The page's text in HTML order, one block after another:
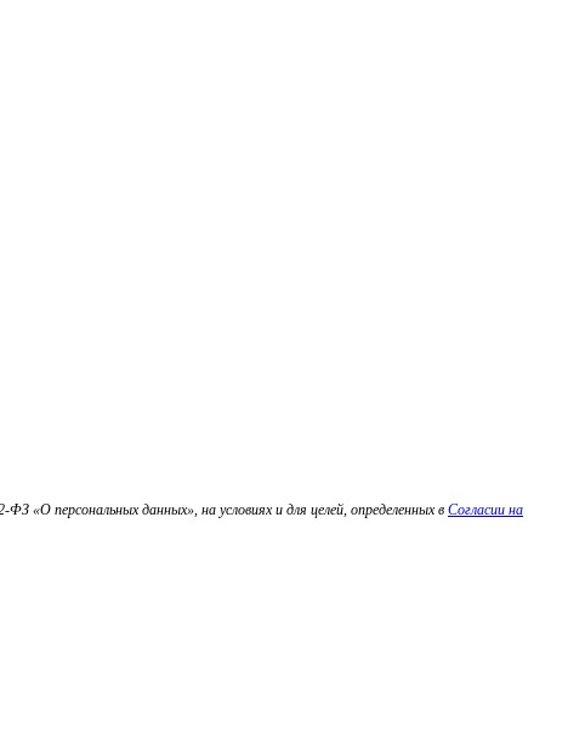
персональных данных», на условиях и для целей, определенных в Согласии на